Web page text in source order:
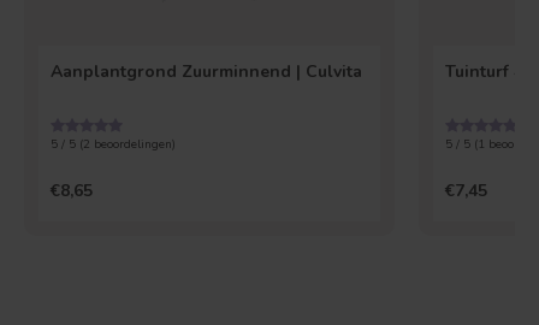
Aanplantgrond Zuurminnend | Culvita
5 / 5 (2 beoordelingen)
€8,65
Tuinturf
5 / 5 (1
€7,45